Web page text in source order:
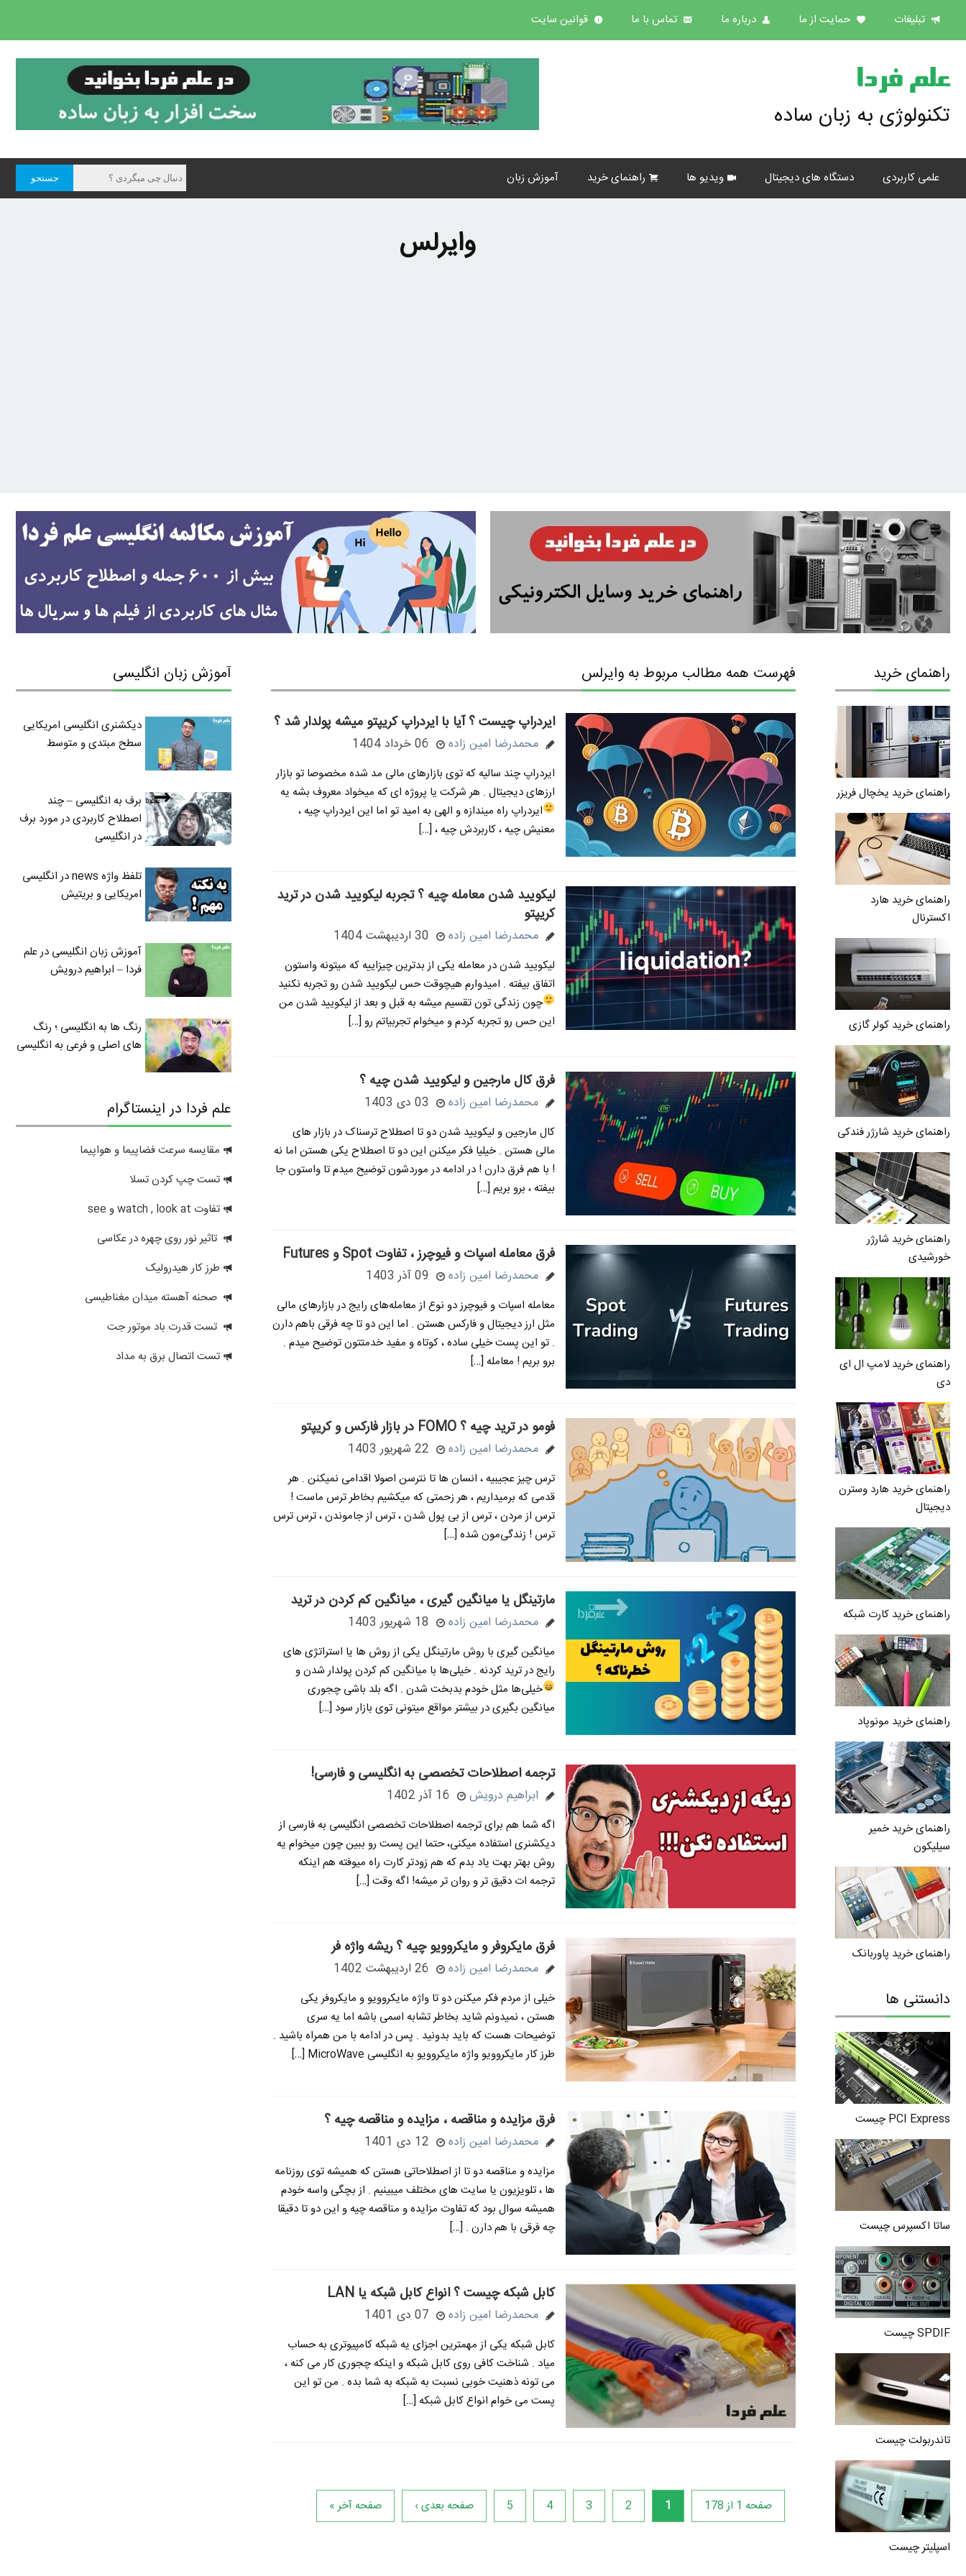
تبلیغات حمایت از ما درباره ما تماس با ما قوانین سایت
علم فردا
تکنولوژی به زبان ساده
علمی کاربردی دستگاه های دیجیتال ویدیو ها راهنمای خرید آموزش زبان
وایرلس
راهنمای خرید
راهنمای خرید یخچال فریزر
راهنمای خرید هارد
اکسترنال
راهنمای خرید کولر گازی
راهنمای خرید شارژر فندکی
راهنمای خرید شارژر
خورشیدی
راهنمای خرید لامپ ال ای
دی
راهنمای خرید هارد وسترن
دیجیتال
راهنمای خرید کارت شبکه
راهنمای خرید مونوپاد
راهنمای خرید خمیر
سیلیکون
راهنمای خرید پاوربانک
دانستنی ها
PCI Express چیست
ساتا اکسپرس چیست
SPDIF چیست
تاندربولت چیست
اسپلیتر چیست
فهرست همه مطالب مربوط به وایرلس
ایردراپ چیست ؟ آیا با ایردراپ کریپتو میشه پولدار شد ؟
محمدرضا امین زاده 06 خرداد 1404
ایردراپ چند سالیه که توی بازارهای مالی مد شده مخصوصا تو بازار
ارزهای دیجیتال . هر شرکت یا پروژه ای که میخواد معروف بشه یه
ایردراپ راه میندازه و الهی به امید تو اما این ایردراپ چیه ،
معنیش چیه ، کاربردش چیه ، […]
لیکویید شدن معامله چیه ؟ تجربه لیکویید شدن در ترید
کریپتو
محمدرضا امین زاده 30 اردیبهشت 1404
لیکویید شدن در معامله یکی از بدترین چیزاییه که میتونه واستون
اتفاق بیفته . امیدوارم هیچوقت حس لیکویید شدن رو تجربه نکنید
چون زندگی تون تقسیم میشه به قبل و بعد از لیکویید شدن من
این حس رو تجربه کردم و میخوام تجربیاتم رو […]
فرق کال مارجین و لیکویید شدن چیه ؟
محمدرضا امین زاده 03 دی 1403
کال مارجین و لیکویید شدن دو تا اصطلاح ترسناک در بازار های
مالی هستن . خیلیا فکر میکنن این دو تا اصطلاح یکی هستن اما نه
! با هم فرق دارن ! در ادامه در موردشون توضیح میدم تا واستون جا
بیفته ، برو بریم […]
فرق معامله اسپات و فیوچرز ، تفاوت Spot و Futures
محمدرضا امین زاده 09 آذر 1403
معامله اسپات و فیوچرز دو نوع از معامله‌های رایج در بازارهای مالی
مثل ارز دیجیتال و فارکس هستن . اما این دو تا چه فرقی باهم دارن
. تو این پست خیلی ساده ، کوتاه و مفید خدمتتون توضیح میدم .
برو بریم ! معامله […]
فومو در ترید چیه ؟ FOMO در بازار فارکس و کریپتو
محمدرضا امین زاده 22 شهریور 1403
ترس چیز عجیبیه ، انسان ها تا نترسن اصولا اقدامی نمیکنن . هر
قدمی که برمیداریم ، هر زحمتی که میکشیم بخاطر ترس ماست !
ترس از مردن ، ترس از بی پول شدن ، ترس از جاموندن ، ترس ترس
ترس ! زندگی‌مون شده […]
مارتینگل یا میانگین گیری ، میانگین کم کردن در ترید
محمدرضا امین زاده 18 شهریور 1403
میانگین گیری با روش مارتینگل یکی از روش ها یا استراتژی های
رایج در ترید کردنه . خیلی‌ها با میانگین کم کردن پولدار شدن و
خیلی‌ها مثل خودم بدبخت شدن . اگه بلد باشی چجوری
میانگین بگیری در بیشتر مواقع میتونی توی بازار سود […]
ترجمه اصطلاحات تخصصی به انگلیسی و فارسی!
ابراهیم درویش 16 آذر 1402
اگه شما هم برای ترجمه اصطلاحات تخصصی انگلیسی به فارسی از
دیکشنری استفاده میکنی، حتما این پست رو ببین چون میخوام یه
روش بهتر بهت یاد بدم که هم زودتر کارت راه میوفته هم اینکه
ترجمه ات دقیق تر و روان تر میشه! اگه وقت […]
فرق مایکروفر و مایکروویو چیه ؟ ریشه واژه فر
محمدرضا امین زاده 26 اردیبهشت 1402
خیلی از مردم فکر میکنن دو تا واژه مایکروویو و مایکروفر یکی
هستن ، نمیدونم شاید بخاطر تشابه اسمی باشه اما یه سری
توضیحات هست که باید بدونید . پس در ادامه با من همراه باشید .
طرز کار مایکروویو واژه مایکروویو به انگلیسی MicroWave […]
فرق مزایده و مناقصه ، مزایده و مناقصه چیه ؟
محمدرضا امین زاده 12 دی 1401
مزایده و مناقصه دو تا از اصطلاحاتی هستن که همیشه توی روزنامه
ها ، تلویزیون یا سایت های مختلف میبینیم . از بچگی واسه خودم
همیشه سوال بود که تفاوت مزایده و مناقصه چیه و این دو تا دقیقا
چه فرقی با هم دارن . […]
کابل شبکه چیست ؟ انواع کابل شبکه یا LAN
محمدرضا امین زاده 07 دی 1401
کابل شبکه یکی از مهمترین اجزای یه شبکه کامپیوتری به حساب
میاد . شناخت کافی روی کابل شبکه و اینکه چجوری کار می کنه ،
می تونه ذهنیت خوبی نسبت به شبکه به شما بده . من تو این
پست می خوام انواع کابل شبکه […]
صفحه 1 از 178 1
2
3
4
5 صفحه بعدی › صفحه آخر »
آموزش زبان انگلیسی
دیکشنری انگلیسی امریکایی
سطح مبتدی و متوسط
برف به انگلیسی – چند
اصطلاح کاربردی در مورد برف
در انگلیسی
تلفظ واژه news در انگلیسی
امریکایی و بریتیش
آموزش زبان انگلیسی در علم
فردا – ابراهیم درویش
رنگ ها به انگلیسی ؛ رنگ
های اصلی و فرعی به انگلیسی
علم فردا در اینستاگرام
مقایسه سرعت فضاپیما و هواپیما
تست چپ کردن تسلا
تفاوت watch , look at و see
تاثیر نور روی چهره در عکاسی
طرز کار هیدرولیک
صحنه آهسته میدان مغناطیسی
تست قدرت باد موتور جت
تست اتصال برق به مداد